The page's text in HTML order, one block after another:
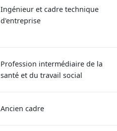
Ingénieur et cadre technique
d'entreprise
Profession intermédiaire de la
santé et du travail social
Ancien cadre